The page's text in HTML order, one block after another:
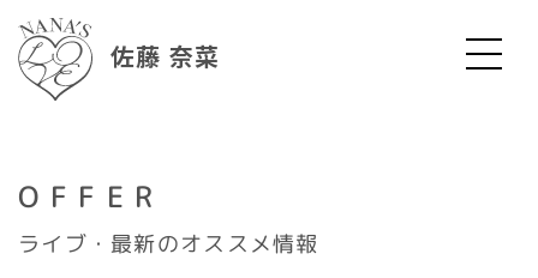
佐藤 奈菜
OFFER
ライブ・最新のオススメ情報